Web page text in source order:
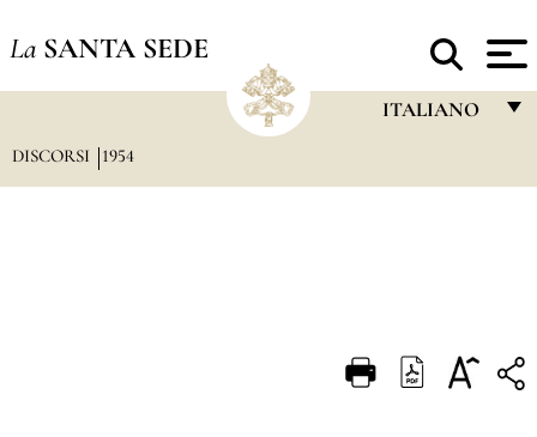
La SANTA SEDE
ITALIANO
DEUTSCH
DISCORSI 1954